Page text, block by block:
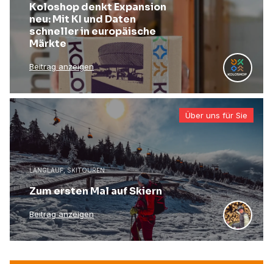
Koloshop denkt Expansion
neu: Mit KI und Daten
schneller in europäische
Märkte
Beitrag anzeigen
Über uns für Sie
LANGLAUF, SKITOUREN
Zum ersten Mal auf Skiern
Beitrag anzeigen